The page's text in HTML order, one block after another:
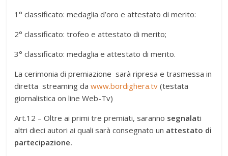
1° classificato: medaglia d’oro e attestato di merito:
2° classificato: trofeo e attestato di merito;
3° classificato: medaglia e attestato di merito.
La cerimonia di premiazione sarà ripresa e trasmessa in
diretta streaming dawww.bordighera.tv (testata
giornalistica on line Web-Tv)
Art.12 – Oltre ai primi tre premiati, saranno segnalati
altri dieci autori ai quali sarà consegnato un attestato di
partecipazione.